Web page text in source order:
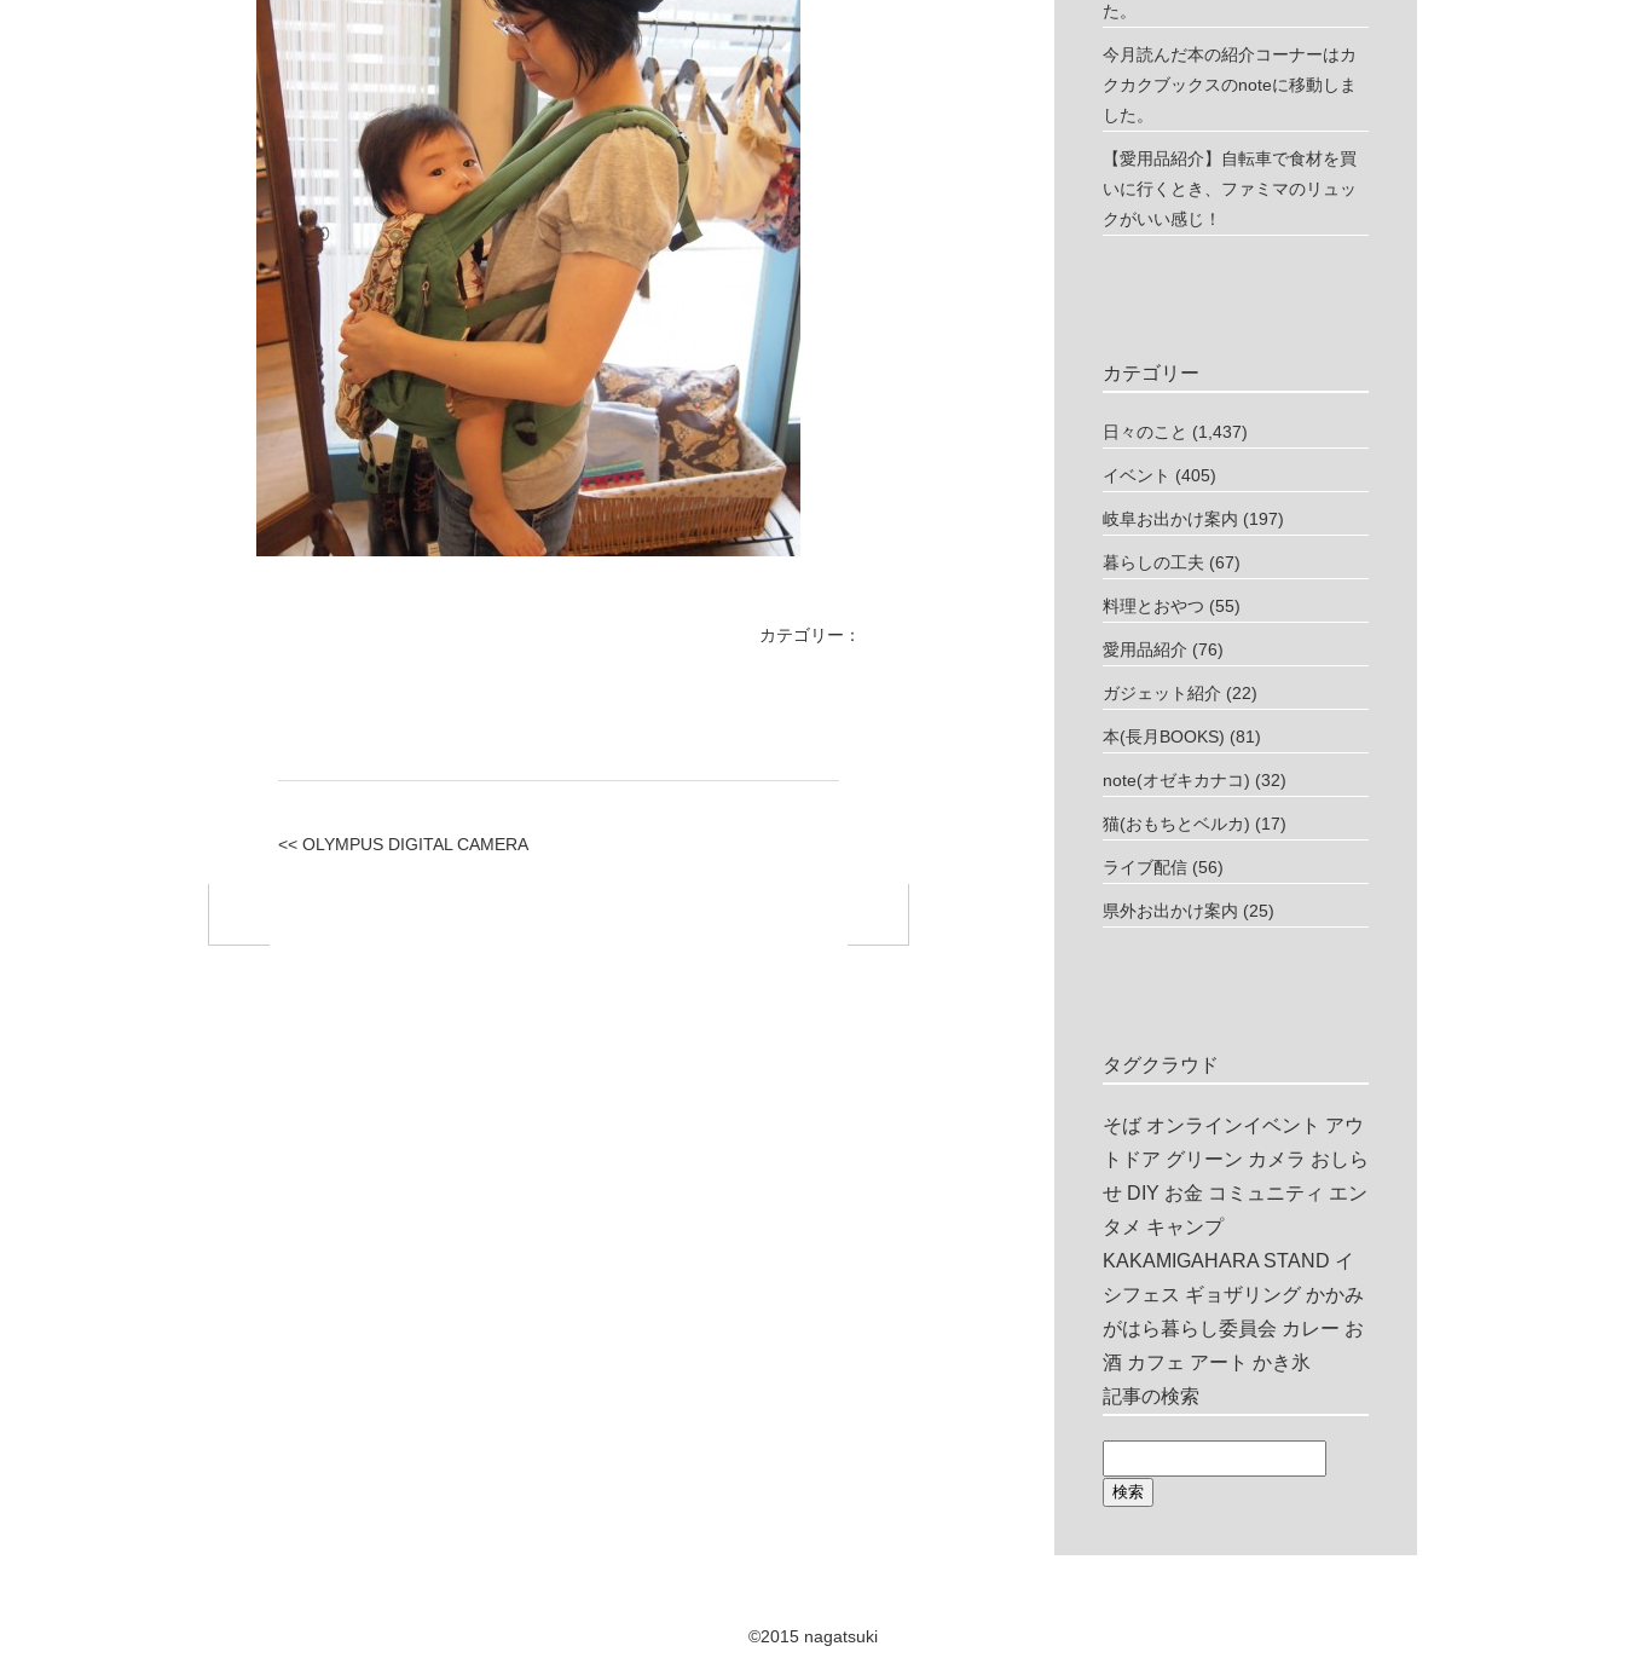
カテゴリー：
<< OLYMPUS DIGITAL CAMERA
た。
今月読んだ本の紹介コーナーはカ
クカクブックスのnoteに移動しま
した。
【愛用品紹介】自転車で食材を買
いに行くとき、ファミマのリュッ
クがいい感じ！
カテゴリー
日々のこと (1,437)
イベント (405)
岐阜お出かけ案内 (197)
暮らしの工夫 (67)
料理とおやつ (55)
愛用品紹介 (76)
ガジェット紹介 (22)
本(長月BOOKS) (81)
note(オゼキカナコ) (32)
猫(おもちとベルカ) (17)
ライブ配信 (56)
県外お出かけ案内 (25)
タグクラウド
そば オンラインイベント アウ
トドア グリーン カメラ おしら
せ DIY お金 コミュニティ エン
タメ キャンプ
KAKAMIGAHARA STAND イ
シフェス ギョザリング かかみ
がはら暮らし委員会 カレー お
酒 カフェ アート かき氷
記事の検索
©2015 nagatsuki